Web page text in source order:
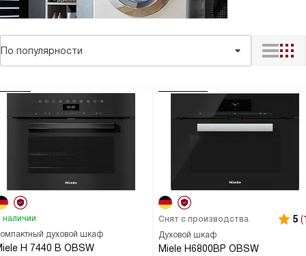
По популярности
духовой шкаф
H 7440 B OBSW
наличии
Духовой шкаф
Miele H6800BP OBSW
Снят с производства 5